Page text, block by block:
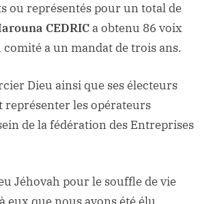
ou représentés pour un total de
CEDRIC a obtenu 86 voix
a un mandat de trois ans.
Dieu ainsi que ses électeurs
les opérateurs
de la fédération des Entreprises
Jéhovah pour le souffle de vie